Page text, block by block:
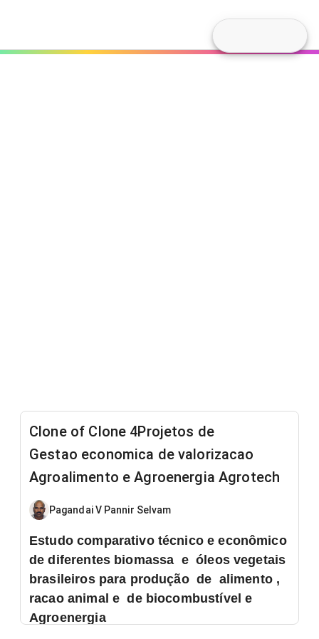
Clone of Clone 4Projetos de
Gestao economica de valorizacao
Agroalimento e Agroenergia Agrotech
Pagandai V Pannir Selvam
Estudo comparativo técnico e econômico
de diferentes biomassa e óleos vegetais
brasileiros para produção de alimento ,
racao animal e de biocombustível e
Agroenergia